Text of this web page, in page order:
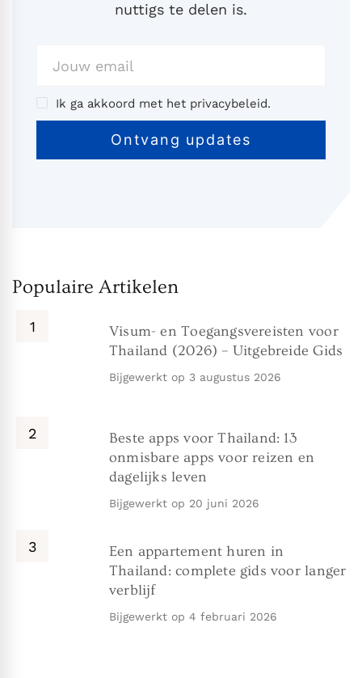
nuttigs te delen is.
Ik ga akkoord met het privacybeleid.
Populaire Artikelen
Visum- en Toegangsvereisten voor
Thailand (2026) – Uitgebreide Gids
Bijgewerkt op 3 augustus 2026
Beste apps voor Thailand: 13
onmisbare apps voor reizen en
dagelijks leven
Bijgewerkt op 20 juni 2026
Een appartement huren in
Thailand: complete gids voor langer
verblijf
Bijgewerkt op 4 februari 2026